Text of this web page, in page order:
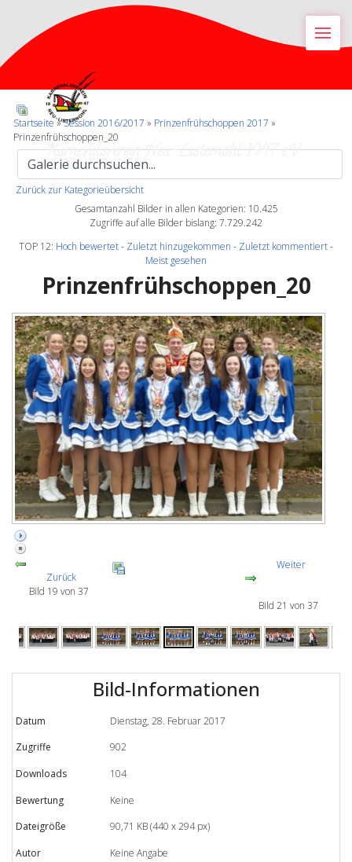
Karnevalsverein Neu-Listernohl 1947 e.V.
Startseite»Session 2016/2017 » Prinzenfrühschoppen 2017 »
Prinzenfrühschoppen_20
Zurück zur Kategorieübersicht
Gesamtanzahl Bilder in allen Kategorien: 10.425
Zugriffe auf alle Bilder bislang: 7.729.242
TOP 12: Hoch bewertet- Zuletzt hinzugekommen - Zuletzt kommentiert-
Meist gesehen
Prinzenfrühschoppen_20
Zurück
Bild 19 von 37
Weiter
Bild 21 von 37
Bild-Informationen
Datum
Dienstag, 28. Februar 2017
Zugriffe
902
Downloads
104
Bewertung
Keine
Dateigröße
90,71 KB (440 x 294 px)
Autor
Keine Angabe